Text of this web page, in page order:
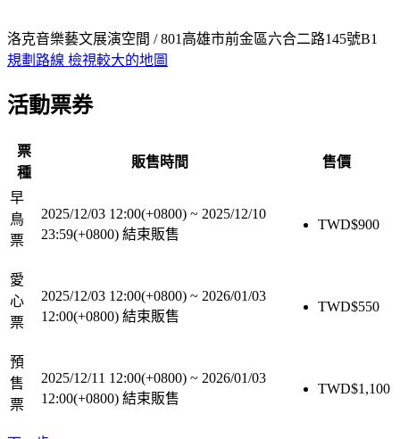
洛克音樂藝文展演空間 / 801高雄市前金區六合二路145號B1
規劃路線 檢視較大的地圖
活動票券
票
種
販售時間 售價
早
鳥
票
2025/12/03 12:00(+0800) ~ 2025/12/10
23:59(+0800) 結束販售
TWD$900
愛
心
票
2025/12/03 12:00(+0800) ~ 2026/01/03
12:00(+0800) 結束販售
TWD$550
預
售
票
2025/12/11 12:00(+0800) ~ 2026/01/03
12:00(+0800) 結束販售
TWD$1,100